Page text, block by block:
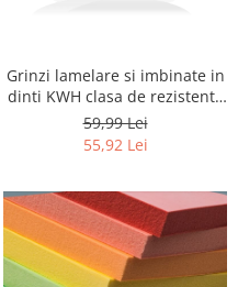
Grinzi lamelare si imbinate in
dinti KWH clasa de rezistenta
C24
59,99 Lei
55,92 Lei